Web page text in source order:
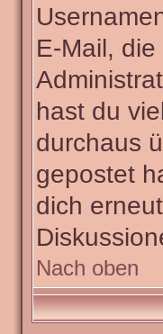
E-Mail,
hast du
durchaus
gepostet
dich
Nach oben